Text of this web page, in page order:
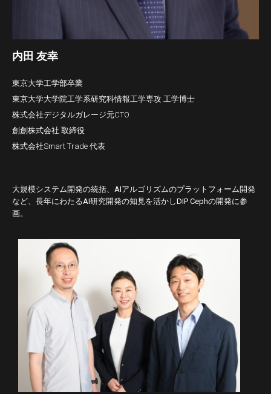
内田 友幸
東京大学工学部卒業
東京大学大学院工学系研究科情報工学専攻 工学博士
株式会社デジタルガレージ元CTO
創創株式会社 取締役
株式会社Smart Trade 代表
大規模システム開発の統括、AIアルゴリズムのプラットフォーム開発
など、長年にわたるAI研究開発の知見を活かしDIP Cephの開発に参
画。